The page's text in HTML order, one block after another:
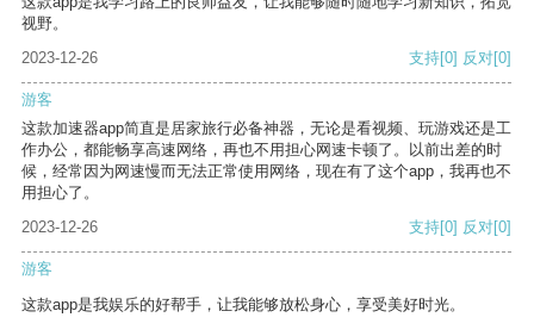
视野。
2023-12-26
支持[0] 反对[0]
游客
这款加速器app简直是居家旅行必备神器，无论是看视频、玩游戏还是工
作办公，都能畅享高速网络，再也不用担心网速卡顿了。以前出差的时
候，经常因为网速慢而无法正常使用网络，现在有了这个app，我再也不
用担心了。
2023-12-26
支持[0] 反对[0]
游客
这款app是我娱乐的好帮手，让我能够放松身心，享受美好时光。